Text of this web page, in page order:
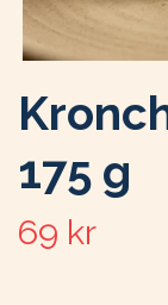
175 g
69 kr